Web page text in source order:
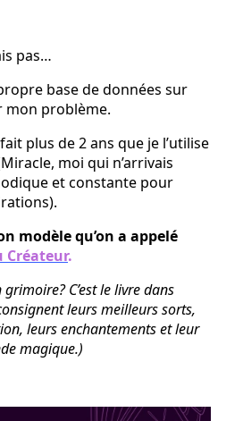
pas…
base de données sur
problème.
plus de 2 ans que je l’utilise
moi qui n’arrivais
et constante pour
modèle qu’on a appelé
Créateur.
grimoire? C’est le livre dans
leurs meilleurs sorts,
leurs enchantements et leur
magique.)